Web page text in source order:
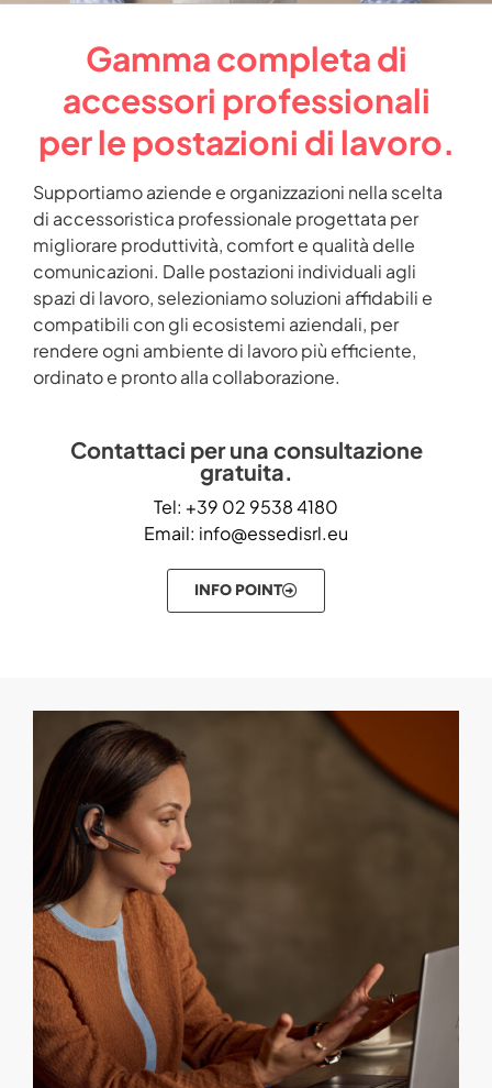
Gamma completa di
accessori professionali
per le postazioni di lavoro.
Supportiamo aziende e organizzazioni nella scelta
di accessoristica professionale progettata per
migliorare produttività, comfort e qualità delle
comunicazioni. Dalle postazioni individuali agli
spazi di lavoro, selezioniamo soluzioni affidabili e
compatibili con gli ecosistemi aziendali, per
rendere ogni ambiente di lavoro più efficiente,
ordinato e pronto alla collaborazione.
Contattaci per una consultazione
gratuita.
Tel: +39 02 9538 4180
Email: info@essedisrl.eu
INFO POINT